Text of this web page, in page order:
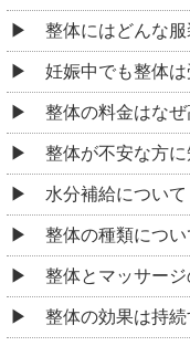
整体にはどんな
妊娠中でも整体は
整体の料金はな
整体が不安な方
水分補給について
整体の種類につい
整体とマッサージ
整体の効果は持続